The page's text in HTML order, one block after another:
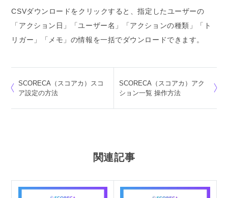
CSVダウンロードをクリックすると、指定したユーザーの
「アクション日」「ユーザー名」「アクションの種類」「ト
リガー」「メモ」の情報を一括でダウンロードできます。
SCORECA（スコアカ）スコ
ア設定の方法
SCORECA（スコアカ）アク
ション一覧 操作方法
関連記事